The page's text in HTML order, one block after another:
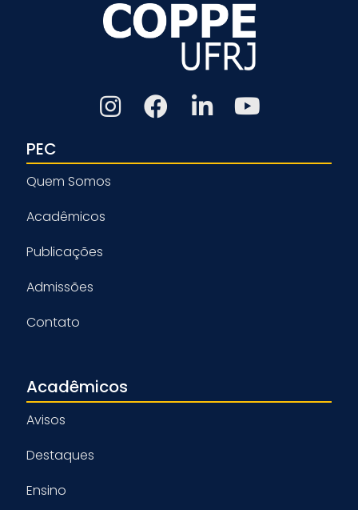
PEC
Quem Somos
Acadêmicos
Publicações
Admissões
Contato
Acadêmicos
Avisos
Destaques
Ensino